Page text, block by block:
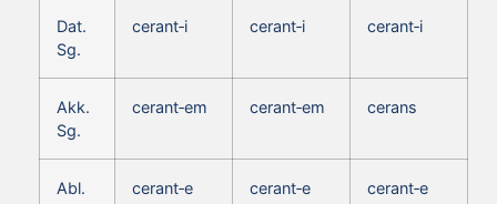
Dat.
Sg.
cerant‑i cerant‑i cerant‑i
Akk.
Sg.
cerant‑em cerant‑em cerans
Abl.
cerant‑e cerant‑e cerant‑e